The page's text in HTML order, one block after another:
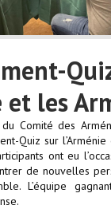
et les
Comité des
Quiz sur
ont eu
de nouvelles
L’équipe